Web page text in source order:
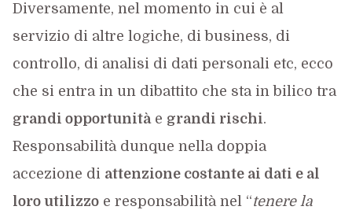
Diversamente, nel momento in cui è al
servizio di altre logiche, di business, di
controllo, di analisi di dati personali etc, ecco
che si entra in un dibattito che sta in bilico tra
grandi opportunitàe grandi rischi.
Responsabilità dunque nella doppia
accezione di attenzione costante ai dati e al
loro utilizzoe responsabilità nel “tenere la